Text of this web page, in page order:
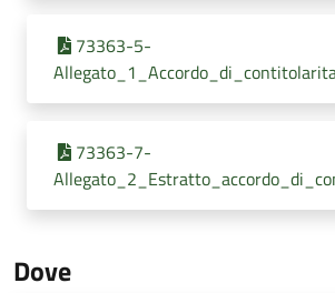
73363-5-
73363-7-
Dove